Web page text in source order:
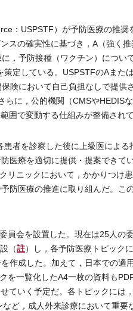
：USPSTF）が予防医療の推奨
スの確実性に基づき，A（強く
，予防接種（ワクチン）につい
定している。USPSTFのAまた
険において自己負担なしで提供
に，公的機関（CMSやHEDIS
囲で変動する仕組みが整備されて
者を診察した後に上級医による
医療を適切に提供・提案できて
リニックにおいて，かかりつけ
防医療の推進に取り組んだ。こ
員会を設置した。現在は25人の
（註）し，各予防医療トピック
作成した。加えて，日本での適
を一覧化したA4一枚の資料も
ていく予定だ。各トピックには
ど，成人外来診療において重要